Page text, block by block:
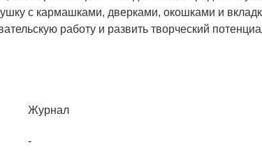
с кармашками, дверками, окошками и
работу и развить творческий
Журнал
-